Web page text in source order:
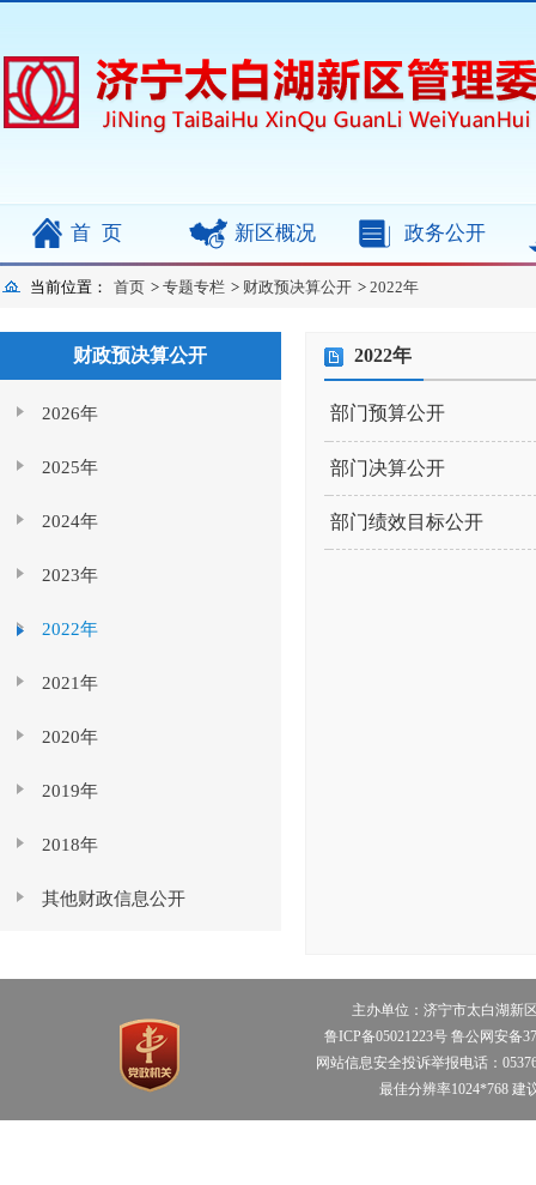
首页 新区概况 政务公开
当前位置： 首页 > 专题专栏 > 财政预决算公开 > 2022年
财政预决算公开
2026年
2025年
2024年
2023年
2022年
2021年
2020年
2019年
2018年
其他财政信息公开
2022年
部门预算公开
部门决算公开
部门绩效目标公开
主办单位：济宁市太白湖新
鲁ICP备05021223号 鲁公网安备
网站信息安全投诉举报电话：
最佳分辨率1024*768 建